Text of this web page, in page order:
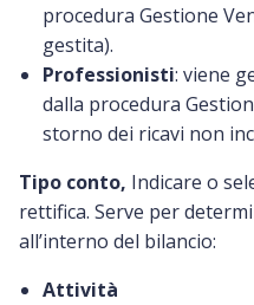
procedura Gestione
gestita).
Professionisti: viene
dalla procedura
storno dei ricavi non
Tipo conto, Indicare o
rettifica. Serve per
all’interno del bilancio:
Attività